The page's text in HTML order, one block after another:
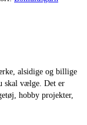
alsidige og billige
skal vælge. Det er
hobby projekter,